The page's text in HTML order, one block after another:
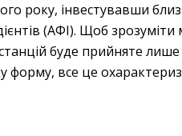
року, інвестувавши
(АФІ). Щоб
буде прийняте лише
все це